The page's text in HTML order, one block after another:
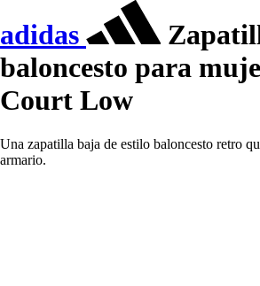
adidas
baloncesto para
Court Low
Una zapatilla baja de estilo baloncesto retro
armario.